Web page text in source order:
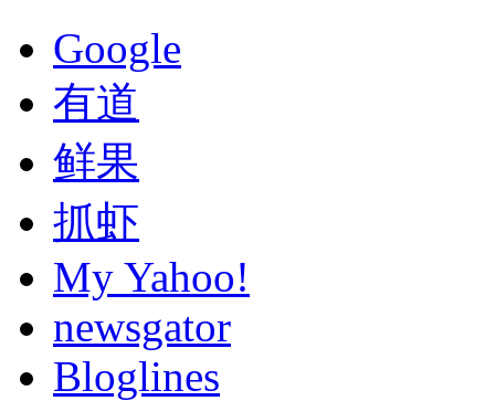
Google
有道
鲜果
抓虾
My Yahoo!
newsgator
Bloglines